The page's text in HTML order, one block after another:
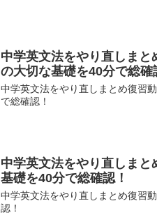
中学英文法をやり直しま
の大切な基礎を40分で総確
中学英文法をやり直しまとめ復習
で総確認！
中学英文法をやり直しま
基礎を40分で総確認！
中学英文法をやり直しまとめ復習
認！